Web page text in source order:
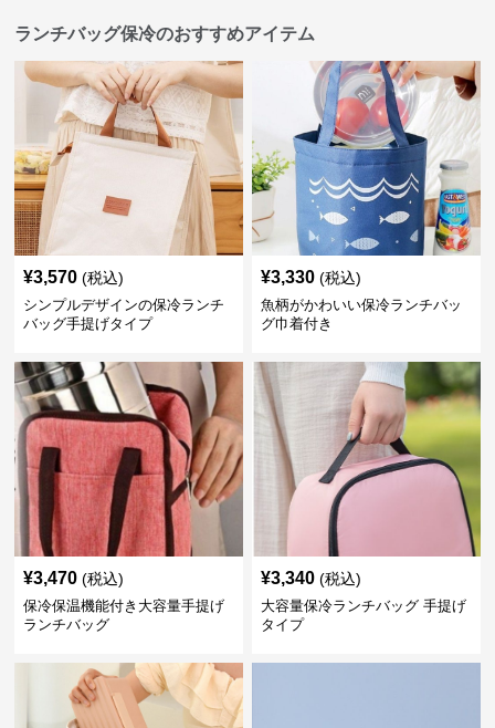
ランチバッグ保冷のおすすめアイテム
¥3,570 (税込)
シンプルデザインの保冷ランチ
バッグ手提げタイプ
¥3,330 (税込)
魚柄がかわいい保冷ランチバッ
グ巾着付き
¥3,470 (税込)
保冷保温機能付き大容量手提げ
ランチバッグ
¥3,340 (税込)
大容量保冷ランチバッグ 手提げ
タイプ